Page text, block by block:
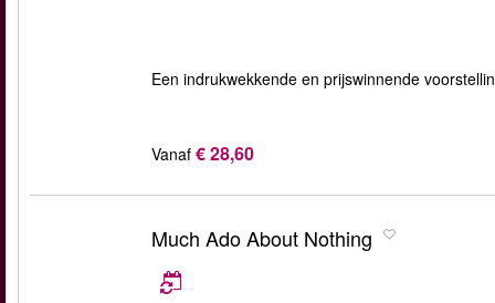
Een indrukwekkende en prijswinnende
Vanaf € 28,60
Much Ado About Nothing